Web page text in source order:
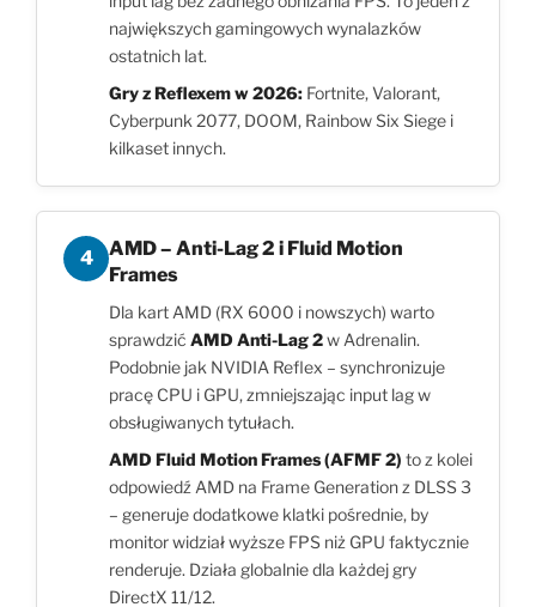
największych gamingowych wynalazków
ostatnich lat.
Gry z Reflexem w 2026: Fortnite, Valorant,
Cyberpunk 2077, DOOM, Rainbow Six Siege i
kilkaset innych.
4
AMD – Anti-Lag 2 i Fluid Motion
Frames
Dla kart AMD (RX 6000 i nowszych) warto
sprawdzić AMD Anti-Lag 2w Adrenalin.
Podobnie jak NVIDIA Reflex – synchronizuje
pracę CPU i GPU, zmniejszając input lag w
obsługiwanych tytułach.
AMD Fluid Motion Frames (AFMF 2) to z kolei
odpowiedź AMD na Frame Generation z DLSS 3
– generuje dodatkowe klatki pośrednie, by
monitor widział wyższe FPS niż GPU faktycznie
renderuje. Działa globalnie dla każdej gry
DirectX 11/12.